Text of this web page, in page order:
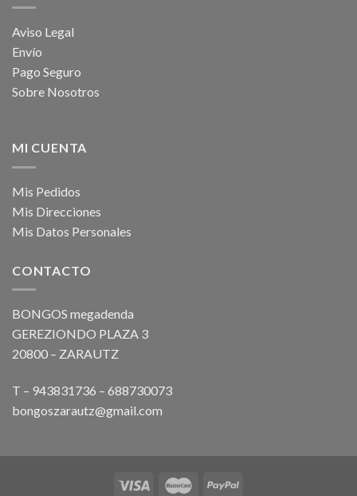
Aviso Legal
Envío
Pago Seguro
Sobre Nosotros
MI CUENTA
Mis Pedidos
Mis Direcciones
Mis Datos Personales
CONTACTO
BONGOS megadenda
GEREZIONDO PLAZA 3
20800 – ZARAUTZ
T – 943831736 – 688730073
bongoszarautz@gmail.com